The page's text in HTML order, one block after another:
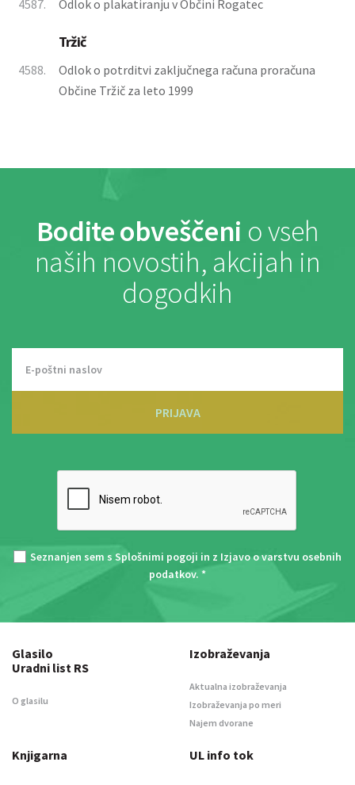
4587.
Odlok o plakatiranju v Občini Rogatec
Tržič
4588.
Odlok o potrditvi zaključnega računa proračuna
Občine Tržič za leto 1999
Bodite obveščeni o vseh
naših novostih, akcijah in
dogodkih
PRIJAVA
Seznanjen sem s Splošnimi pogoji in z Izjavo o varstvu osebnih
podatkov. *
Glasilo
Uradni list RS
O glasilu
Izobraževanja
Aktualna izobraževanja
Izobraževanja po meri
Najem dvorane
Knjigarna UL info tok